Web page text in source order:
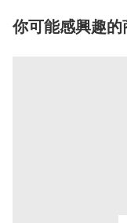
你可能感興趣的